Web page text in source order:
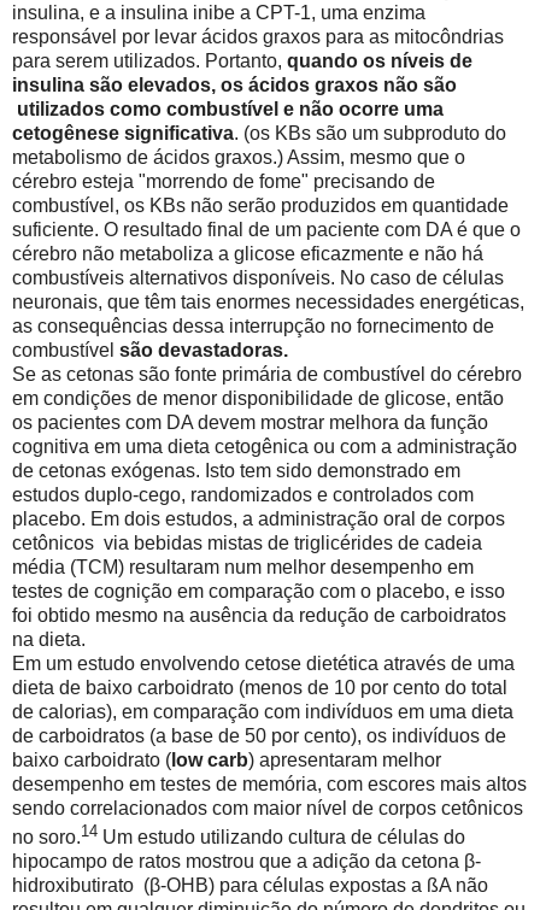
insulina, e a insulina inibe a CPT-1, uma enzima
responsável por levar ácidos graxos para as mitocôndrias
para serem utilizados. Portanto, quando os níveis de
insulina são elevados, os ácidos graxos não são
utilizados como combustível e não ocorre uma
cetogênese significativa. (os KBs são um subproduto do
metabolismo de ácidos graxos.) Assim, mesmo que o
cérebro esteja "morrendo de fome" precisando de
combustível, os KBs não serão produzidos em quantidade
suficiente. O resultado final de um paciente com DA é que o
cérebro não metaboliza a glicose eficazmente e não há
combustíveis alternativos disponíveis. No caso de células
neuronais, que têm tais enormes necessidades energéticas,
as consequências dessa interrupção no fornecimento de
combustível são devastadoras.
Se as cetonas são fonte primária de combustível do cérebro
em condições de menor disponibilidade de glicose, então
os pacientes com DA devem mostrar melhora da função
cognitiva em uma dieta cetogênica ou com a administração
de cetonas exógenas. Isto tem sido demonstrado em
estudos duplo-cego, randomizados e controlados com
placebo. Em dois estudos, a administração oral de corpos
cetônicos via bebidas mistas de triglicérides de cadeia
média (TCM) resultaram num melhor desempenho em
testes de cognição em comparação com o placebo, e isso
foi obtido mesmo na ausência da redução de carboidratos
na dieta.
Em um estudo envolvendo cetose dietética através de uma
dieta de baixo carboidrato (menos de 10 por cento do total
de calorias), em comparação com indivíduos em uma dieta
de carboidratos (a base de 50 por cento), os indivíduos de
baixo carboidrato ( low carb) apresentaram melhor
desempenho em testes de memória, com escores mais altos
sendo correlacionados com maior nível de corpos cetônicos
no soro.14 Um estudo utilizando cultura de células do
hipocampo de ratos mostrou que a adição da cetona β-
hidroxibutirato (β-OHB) para células expostas a ßA não